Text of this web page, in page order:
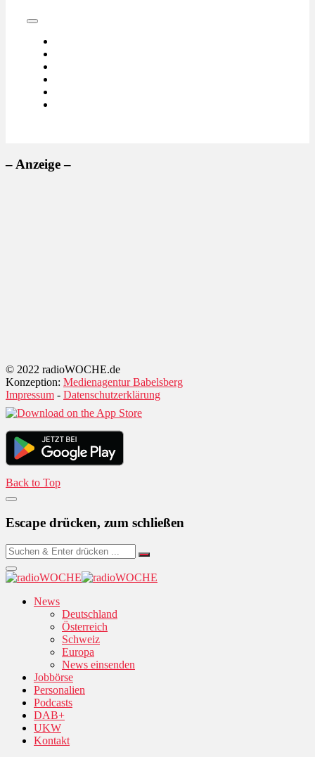
– Anzeige –
© 2022 radioWOCHE.de
Konzeption: Medienagentur Babelsberg
Impressum - Datenschutzerklärung
Back to Top
Escape drücken, zum schließen
News
Deutschland
Österreich
Schweiz
Europa
News einsenden
Jobbörse
Personalien
Podcasts
DAB+
UKW
Kontakt